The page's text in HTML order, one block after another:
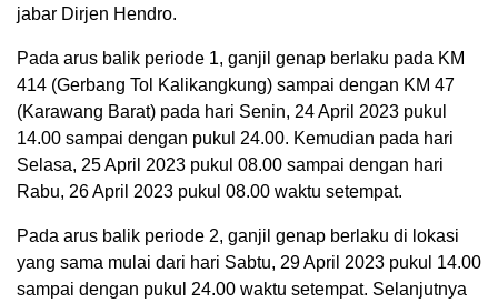
jabar Dirjen Hendro.
Pada arus balik periode 1, ganjil genap berlaku pada KM
414 (Gerbang Tol Kalikangkung) sampai dengan KM 47
(Karawang Barat) pada hari Senin, 24 April 2023 pukul
14.00 sampai dengan pukul 24.00. Kemudian pada hari
Selasa, 25 April 2023 pukul 08.00 sampai dengan hari
Rabu, 26 April 2023 pukul 08.00 waktu setempat.
Pada arus balik periode 2, ganjil genap berlaku di lokasi
yang sama mulai dari hari Sabtu, 29 April 2023 pukul 14.00
sampai dengan pukul 24.00 waktu setempat. Selanjutnya